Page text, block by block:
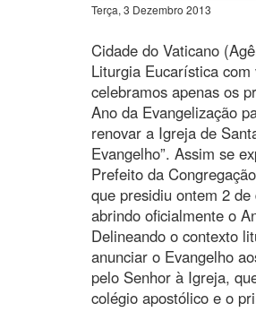
Terça, 3 Dezembro 2013
Cidade do Vaticano
Liturgia Eucarística
celebramos apenas os
Ano da Evangelização
renovar a Igreja de
Evangelho”. Assim se
Prefeito da
que presidiu ontem 2
abrindo oficialmente o
Delineando o contexto
anunciar o Evangelho
pelo Senhor à Igreja,
colégio apostólico e o